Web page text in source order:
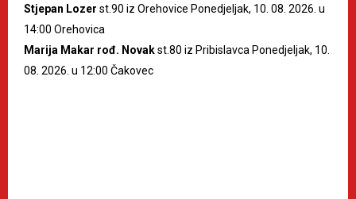
Stjepan Lozer st.90 iz Orehovice Ponedjeljak, 10. 08. 2026. u
14:00 Orehovica
Marija Makar rođ. Novakst.80 iz Pribislavca Ponedjeljak, 10.
08. 2026. u 12:00 Čakovec